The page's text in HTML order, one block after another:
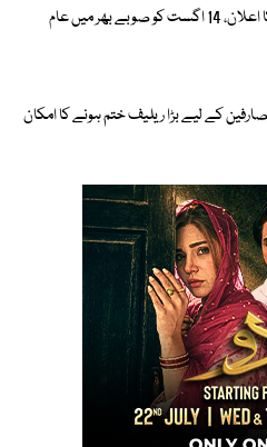
یومِ آزادی پر چھٹی کا اعلان، 14 اگست کو صوبے بھر میں عام
کے لیے بڑا ریلیف ختم ہونے کا امکان